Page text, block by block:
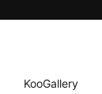
KooGallery